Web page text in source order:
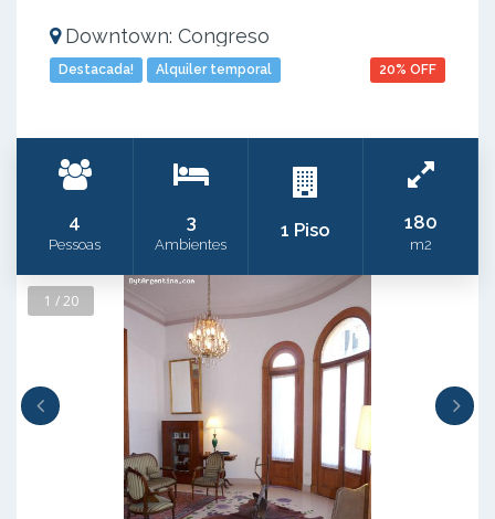
Downtown: Congreso
Destacada! Alquiler temporal 20% OFF
4
Pessoas
3
Ambientes
1 Piso 180
m2
1 / 20